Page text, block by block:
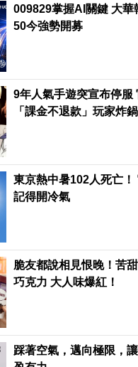
009829掌握AI關鍵 大華
50今強勢開募
9年人氣手遊突宣布停服
「課金不退款」玩家炸鍋
東京熱中暑102人死亡！
記得開冷氣
脆友都說相見恨晚！苦
巧克力 大人味爆紅！
踩著空氣，邁向極限，